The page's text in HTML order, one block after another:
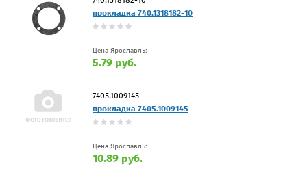
прокладка 740.1318182-10
Цена Ярославль:
5.79 руб.
7405.1009145
прокладка 7405.1009145
Цена Ярославль:
10.89 руб.